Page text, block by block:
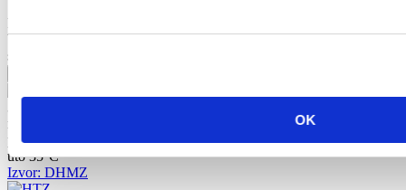
OK
Poruka
Vaši podaci biti će poslani vlasniku smještaja i pohranjeni na e-mail
serveru.
35,3°C
ned
pon 34°C
uto 35°C
Izvor: DHMZ